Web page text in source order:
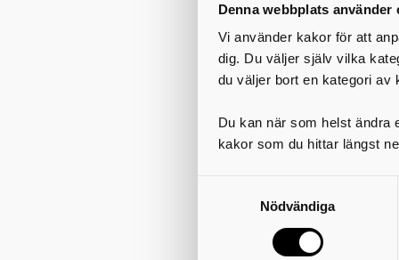
Denna webbplats använder
Vi använder kakor för att
dig. Du väljer själv vilka
du väljer bort en kategori av
Du kan när som helst ändra
kakor som du hittar längst
Nödvändiga